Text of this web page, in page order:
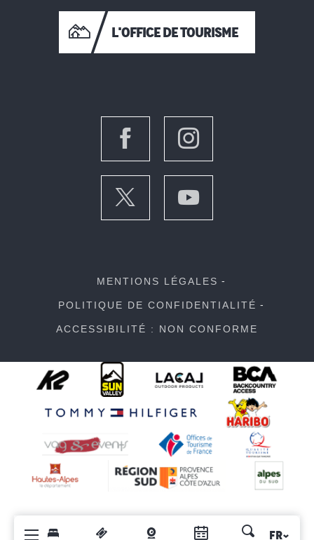
Recherche
FR
L'OFFICE DE TOURISME
MENTIONS LÉGALES
POLITIQUE DE CONFIDENTIALITÉ
ACCESSIBILITÉ : NON CONFORME